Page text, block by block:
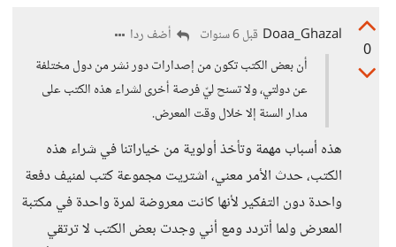
0
Doaa_Ghazal قبل 6 سنوات
أضف ردا
أن بعض الكتب تكون من إصدارات دور نشر من دول مختلفة
عن دولتي، ولا تسنح ليّ فرصة أخرى لشراء هذه الكتب على
مدار السنة إلا خلال وقت المعرض.
هذه أسباب مهمة وتأخذ أولوية من خياراتنا في شراء هذه
الكتب، حدث الأمر معني، اشتريت مجموعة كتب لمنيف دفعة
واحدة دون التفكير لأنها كانت معروضة لمرة واحدة في مكتبة
المعرض ولما أتردد ومع أني وجدت بعض الكتب لا ترتقي